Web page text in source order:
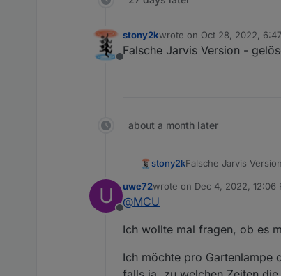
Offline
stony2kwrote on Oct 28, 2022,
last edited by stony2kOct
Falsche Jarvis Version -
about a month later
stony2kFalsche Jarvis
U
Offline
uwe72wrote on Dec 4, 2022, 12:06
last edited by
@MCU
Ich wollte mal fragen, ob es
Ich möchte pro Gartenlampe